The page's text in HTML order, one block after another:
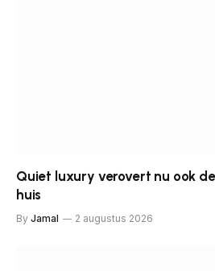
Quiet luxury verovert nu ook
huis
By Jamal 2 augustus 2026